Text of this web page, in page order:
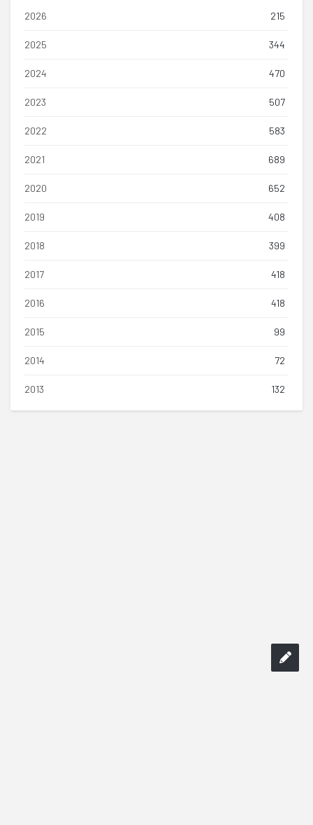
2026 215
2025 344
2024 470
2023 507
2022 583
2021 689
2020 652
2019 408
2018 399
2017 418
2016 418
2015 99
2014 72
2013 132